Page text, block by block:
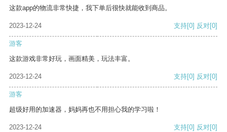
这款app的物流非常快捷，我下单后很快就能收到商品。
2023-12-24 支持[0] 反对[0]
游客
这款游戏非常好玩，画面精美，玩法丰富。
2023-12-24 支持[0] 反对[0]
游客
超级好用的加速器，妈妈再也不用担心我的学习啦！
2023-12-24 支持[0] 反对[0]